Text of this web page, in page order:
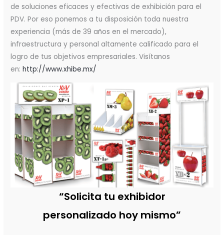
de soluciones eficaces y efectivas de exhibición para el
PDV. Por eso ponemos a tu disposición toda nuestra
experiencia (más de 39 años en el mercado),
infraestructura y personal altamente calificado para el
logro de tus objetivos empresariales. Visítanos
en:http://www.xhibe.mx/
“Solicita tu exhibidor
personalizado hoy mismo”